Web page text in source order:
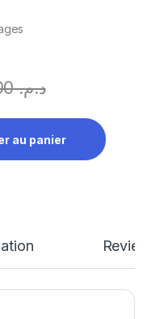
د.م.900,00
d'origine quantity
au panier